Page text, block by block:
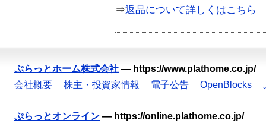
⇒返品について詳しくはこちら
ぷらっとホーム株式会社 — https://www.plathome.co.jp/
会社概要
株主・投資家情報 電子公告 OpenBlocks
ぷらっとオンライン — https://online.plathome.co.jp/